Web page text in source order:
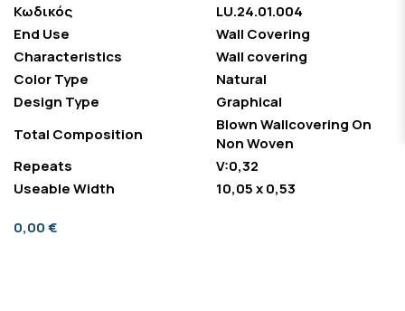
Κωδικός
LU.24.01.004
End Use
Wall Covering
Characteristics
Wall covering
Color Type
Natural
Design Type
Graphical
Total Composition
Blown Wallcovering On
Non Woven
Repeats
V:0,32
Useable Width
10,05 x 0,53
0,00 €